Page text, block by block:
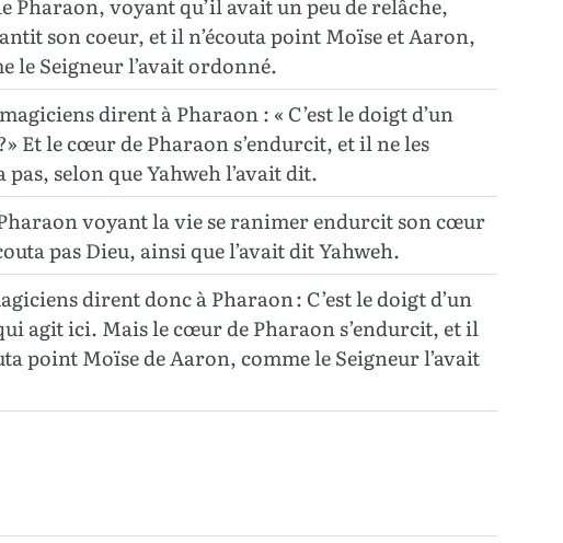
son coeur, et il n’écouta point Moïse et Aaron,
le Seigneur l’avait ordonné.
dirent à Pharaon : « C’est le doigt d’un
Et le cœur de Pharaon s’endurcit, et il ne les
pas, selon que Yahweh l’avait dit.
voyant la vie se ranimer endurcit son cœur
pas Dieu, ainsi que l’avait dit Yahweh.
dirent donc à Pharaon : C’est le doigt d’un
agit ici. Mais le cœur de Pharaon s’endurcit, et il
point Moïse de Aaron, comme le Seigneur l’avait